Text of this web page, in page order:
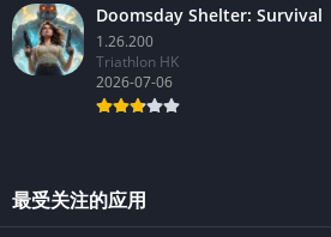
Doomsday Shelter: Survival
1.26.200
Triathlon HK
2026-07-06
最受关注的应用